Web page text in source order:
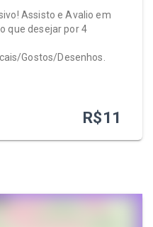
Assisto e Avalio em
que desejar por 4
Gostos/Desenhos.
R$11